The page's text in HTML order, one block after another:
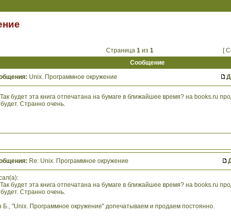
Страница 1из 1
[
Сообщение
Unix. Программное окружение
будет эта книга отпечатана на бумаге в ближайшее время? на books.ru
Странно очень.
Re: Unix. Программное окружение
будет эта книга отпечатана на бумаге в ближайшее время? на books.ru
Странно очень.
Б., "Unix. Программное окружение" допечатываем и продаем постоянно.